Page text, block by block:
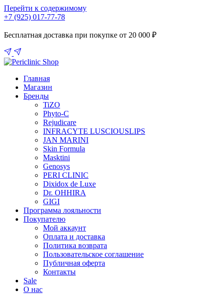
Перейти к содержимому
+7 (925) 017-77-78
Бесплатная доставка при покупке от 20 000 ₽
Главная
Магазин
Бренды
TiZO
Phyto-C
Rejudicare
INFRACYTE LUSCIOUSLIPS
JAN MARINI
Skin Formula
Masktini
Genosys
PERI CLINIC
Dixidox de Luxe
Dr. OHHIRA
GIGI
Программа лояльности
Покупателю
Мой аккаунт
Оплата и доставка
Политика возврата
Пользовательское соглашение
Публичная оферта
Контакты
Sale
О нас